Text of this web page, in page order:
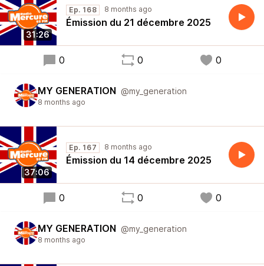
31:26
Ep. 168 8 months ago
Émission du 21 décembre 2025
0 0 0
MY GENERATION @my_generation
8 months ago
37:06
Ep. 167 8 months ago
Émission du 14 décembre 2025
0 0 0
MY GENERATION @my_generation
8 months ago